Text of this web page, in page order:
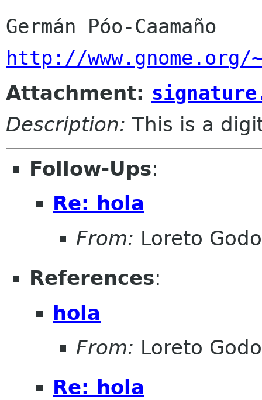
http://www.gnome.org/
Attachment:
Description: This is a
Follow-Ups:
Re: hola
From: Loreto
References:
hola
From: Loreto
Re: hola